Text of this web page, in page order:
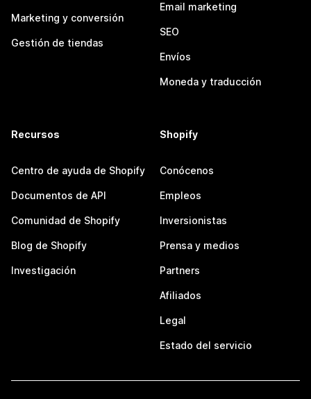
Marketing y conversión
Gestión de tiendas
Email marketing
SEO
Envíos
Moneda y traducción
Recursos
Centro de ayuda de Shopify
Documentos de API
Comunidad de Shopify
Blog de Shopify
Investigación
Shopify
Conócenos
Empleos
Inversionistas
Prensa y medios
Partners
Afiliados
Legal
Estado del servicio